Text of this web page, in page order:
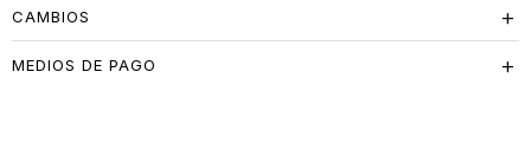
CAMBIOS
MEDIOS DE PAGO